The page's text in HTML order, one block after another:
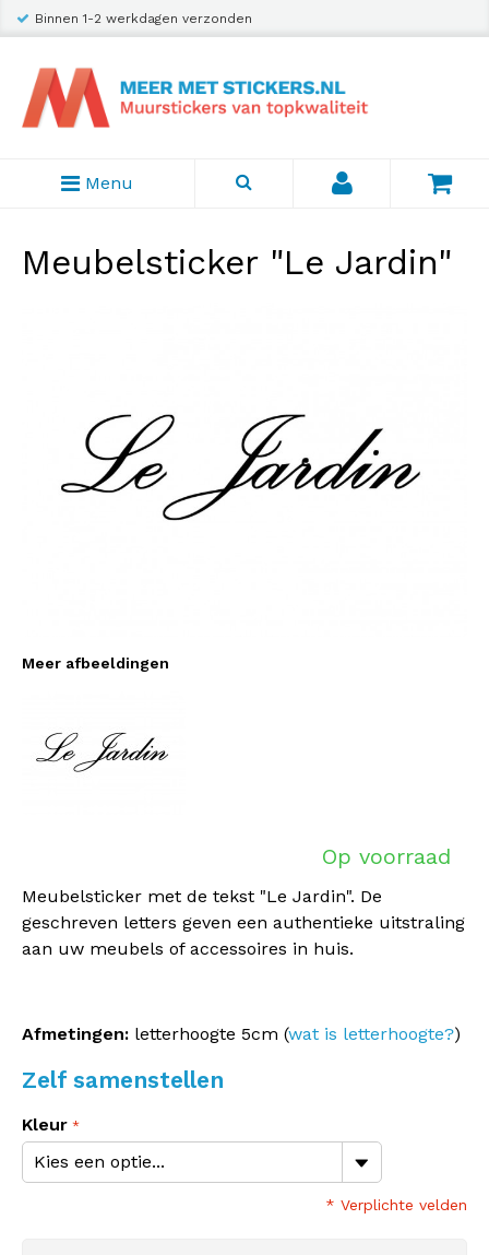
Binnen 1-2 werkdagen verzonden
Menu
Meubelsticker "Le Jardin"
Meer afbeeldingen
Op voorraad
Meubelsticker met de tekst "Le Jardin". De
geschreven letters geven een authentieke uitstraling
aan uw meubels of accessoires in huis.
Afmetingen: letterhoogte 5cm (wat is letterhoogte?)
Zelf samenstellen
Kleur
* Verplichte velden